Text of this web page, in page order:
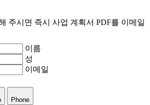
주시면 즉시 사업 계획서 PDF를 이메일
이름
성
이메일
Phone